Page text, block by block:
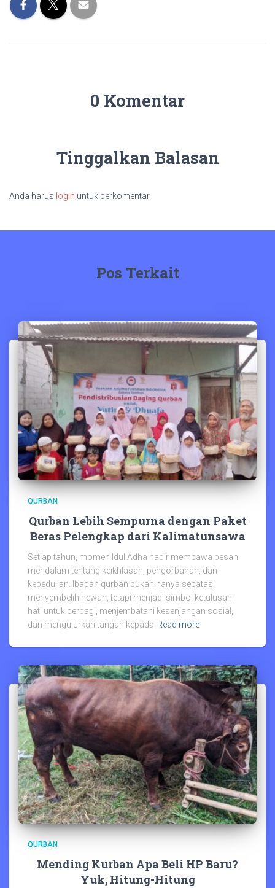
0 Komentar
Tinggalkan Balasan
Anda harus login untuk berkomentar.
Pos Terkait
QURBAN
Qurban Lebih Sempurna dengan Paket
Beras Pelengkap dari Kalimatunsawa
Setiap tahun, momen Idul Adha hadir membawa pesan
mendalam tentang keikhlasan, pengorbanan, dan
kepedulian. Ibadah qurban bukan hanya sebatas
menyembelih hewan, tetapi menjadi simbol ketulusan
hati untuk berbagi, menjembatani kesenjangan sosial,
dan mengulurkan tangan kepada Read more
QURBAN
Mending Kurban Apa Beli HP Baru?
Yuk, Hitung-Hitung